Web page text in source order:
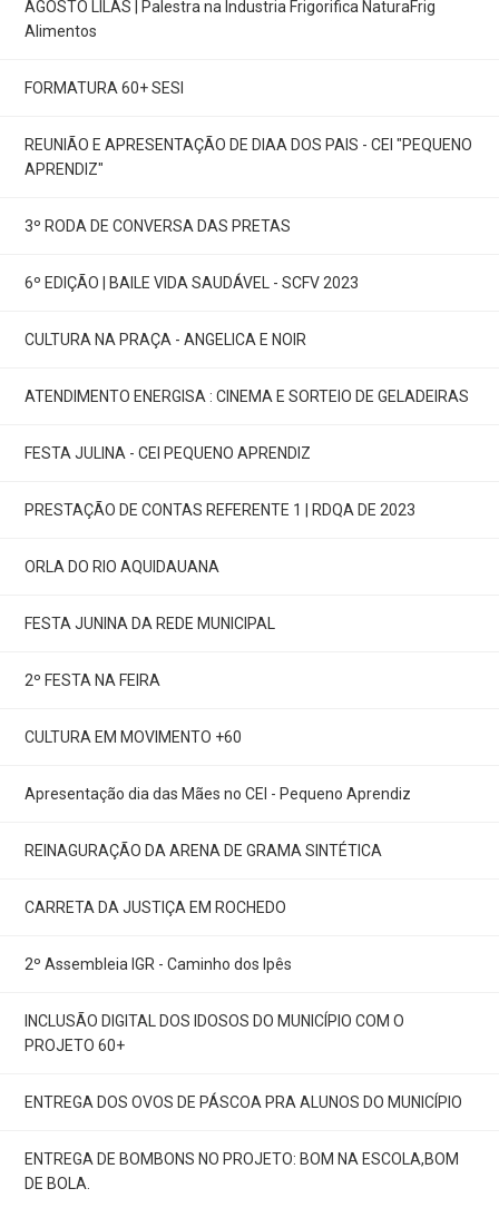
AGOSTO LILÁS | Palestra na Industria Frigorifica NaturaFrig
Alimentos
FORMATURA 60+ SESI
REUNIÃO E APRESENTAÇÃO DE DIAA DOS PAIS - CEI "PEQUENO
APRENDIZ"
3º RODA DE CONVERSA DAS PRETAS
6º EDIÇÃO | BAILE VIDA SAUDÁVEL - SCFV 2023
CULTURA NA PRAÇA - ANGELICA E NOIR
ATENDIMENTO ENERGISA : CINEMA E SORTEIO DE GELADEIRAS
FESTA JULINA - CEI PEQUENO APRENDIZ
PRESTAÇÃO DE CONTAS REFERENTE 1 | RDQA DE 2023
ORLA DO RIO AQUIDAUANA
FESTA JUNINA DA REDE MUNICIPAL
2º FESTA NA FEIRA
CULTURA EM MOVIMENTO +60
Apresentação dia das Mães no CEI - Pequeno Aprendiz
REINAGURAÇÃO DA ARENA DE GRAMA SINTÉTICA
CARRETA DA JUSTIÇA EM ROCHEDO
2º Assembleia IGR - Caminho dos Ipês
INCLUSÃO DIGITAL DOS IDOSOS DO MUNICÍPIO COM O
PROJETO 60+
ENTREGA DOS OVOS DE PÁSCOA PRA ALUNOS DO MUNICÍPIO
ENTREGA DE BOMBONS NO PROJETO: BOM NA ESCOLA,BOM
DE BOLA.